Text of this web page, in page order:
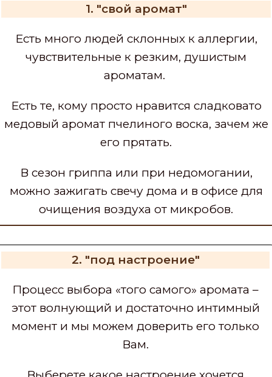
1. "свой аромат"
Есть много людей склонных к аллергии,
чувствительные к резким, душистым
ароматам.
Есть те, кому просто нравится сладковато
медовый аромат пчелиного воска, зачем же
его прятать.
В сезон гриппа или при недомогании,
можно зажигать свечу дома и в офисе для
очищения воздуха от микробов.
2. "под настроение"
Процесс выбора «того самого» аромата –
этот волнующий и достаточно интимный
момент и мы можем доверить его только
Вам.